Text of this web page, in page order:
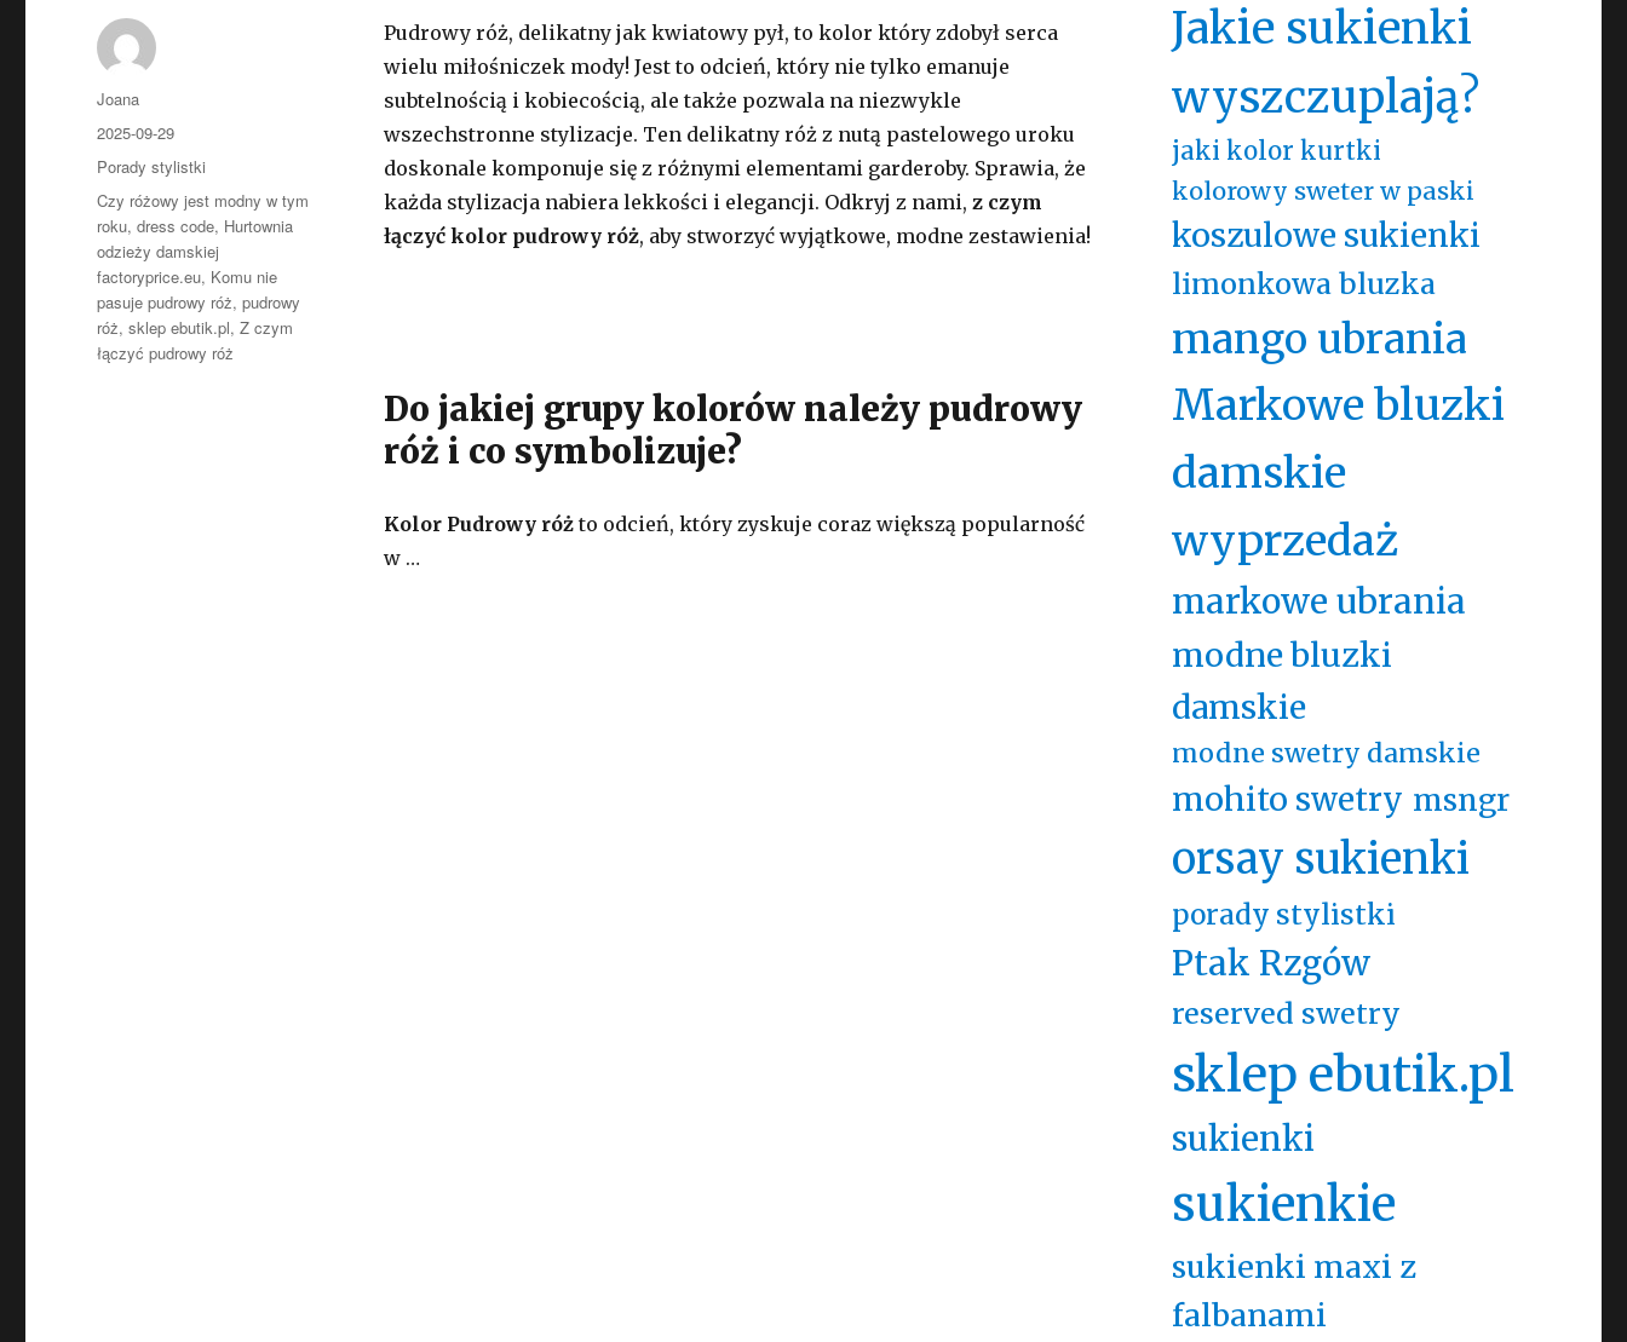
Pudrowy róż, delikatny jak kwiatowy pył, to kolor który zdobył serca
wielu miłośniczek mody! Jest to odcień, który nie tylko emanuje
subtelnością i kobiecością, ale także pozwala na niezwykle
wszechstronne stylizacje. Ten delikatny róż z nutą pastelowego uroku
doskonale komponuje się z różnymi elementami garderoby. Sprawia, że
każda stylizacja nabiera lekkości i elegancji. Odkryj z nami, z czym
łączyć kolor pudrowy róż, aby stworzyć wyjątkowe, modne zestawienia!
Do jakiej grupy kolorów należy pudrowy
róż i co symbolizuje?
Kolor Pudrowy różto odcień, który zyskuje coraz większą popularność
w …
Autor
Joana
Opublikowano
2025-09-29
Kategorie
Porady stylistki
Tagi
Czy różowy jest modny w tym
roku,dress code, Hurtownia
odzieży damskiej
factoryprice.eu, Komu nie
pasuje pudrowy róż,pudrowy
róż,sklep ebutik.pl,Z czym
łączyć pudrowy róż
Jakie sukienki
wyszczuplają?
jaki kolor kurtki
kolorowy sweter w paski
koszulowe sukienki
limonkowa bluzka
mango ubrania
Markowe bluzki
damskie
wyprzedaż
markowe ubrania
modne bluzki
damskie
modne swetry damskie
mohito swetry msngr
orsay sukienki
porady stylistki
Ptak Rzgów
reserved swetry
sklep ebutik.pl
sukienki
sukienkie
sukienki maxi z
falbanami